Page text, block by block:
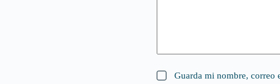
Guarda mi nombre, correo